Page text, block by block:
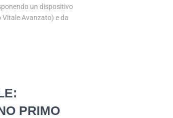
un dispositivo
Vitale Avanzato) e da
PRIMO